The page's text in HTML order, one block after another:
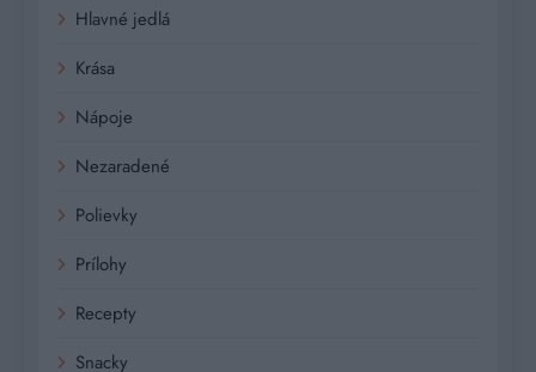
Hlavné jedlá
Krása
Nápoje
Nezaradené
Polievky
Prílohy
Recepty
Snacky